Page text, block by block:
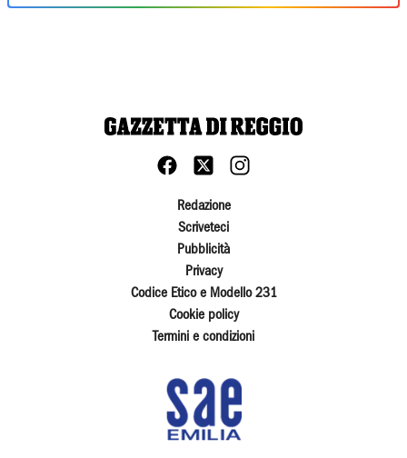
Redazione
Scriveteci
Pubblicità
Privacy
Codice Etico e Modello 231
Cookie policy
Termini e condizioni